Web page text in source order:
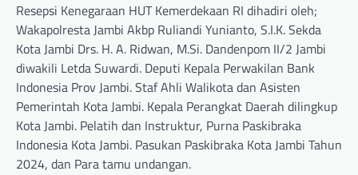
Resepsi Kenegaraan HUT Kemerdekaan RI dihadiri oleh;
Wakapolresta Jambi Akbp Ruliandi Yunianto, S.I.K. Sekda
Kota Jambi Drs. H. A. Ridwan, M.Si. Dandenpom II/2 Jambi
diwakili Letda Suwardi. Deputi Kepala Perwakilan Bank
Indonesia Prov Jambi. Staf Ahli Walikota dan Asisten
Pemerintah Kota Jambi. Kepala Perangkat Daerah dilingkup
Kota Jambi. Pelatih dan Instruktur, Purna Paskibraka
Indonesia Kota Jambi. Pasukan Paskibraka Kota Jambi Tahun
2024, dan Para tamu undangan.